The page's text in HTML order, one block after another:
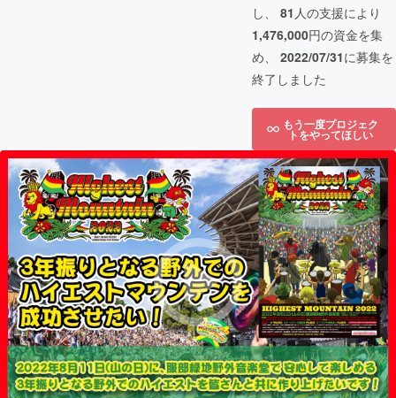
し、 81 人の支援により
1,476,000円の資金を集
め、 2022/07/31に募集を
終了しました
もう一度プロジェク
トをやってほしい